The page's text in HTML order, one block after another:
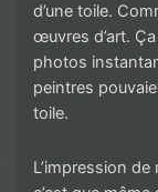
d’une toile.
œuvres d’art.
photos
peintres
toile.
L’impression